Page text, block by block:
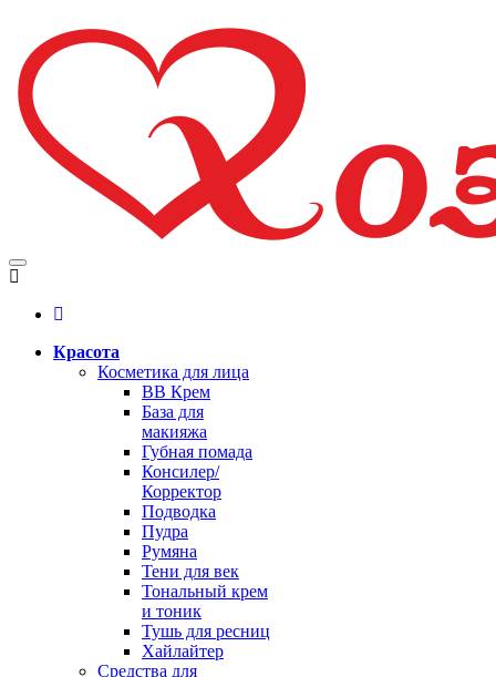
Красота
Косметика для лица
BB Крем
База для
макияжа
Губная помада
Консилер/
Корректор
Подводка
Пудра
Румяна
Тени для век
Тональный крем
и тоник
Тушь для ресниц
Хайлайтер
Средства для